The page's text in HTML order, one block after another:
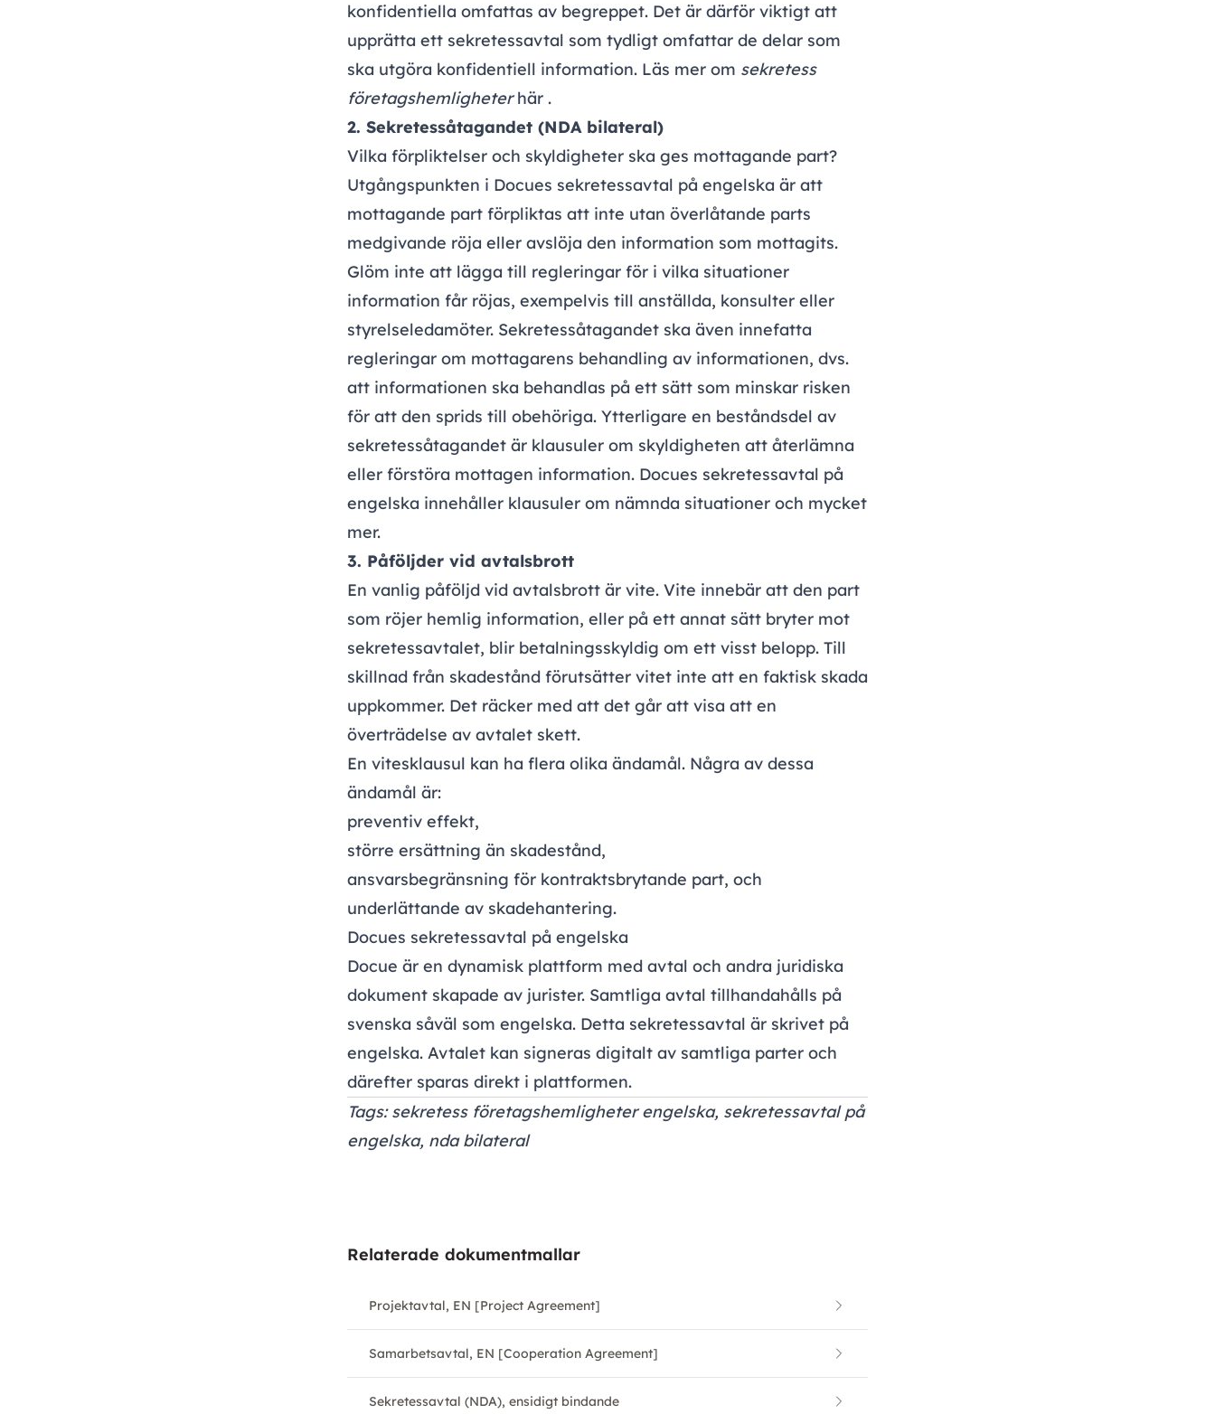
konfidentiella omfattas av begreppet. Det är därför viktigt att
upprätta ett sekretessavtal som tydligt omfattar de delar som
ska utgöra konfidentiell information. Läs mer om sekretess
företagshemligheter här .
2. Sekretessåtagandet (NDA bilateral)
Vilka förpliktelser och skyldigheter ska ges mottagande part?
Utgångspunkten i Docues sekretessavtal på engelska är att
mottagande part förpliktas att inte utan överlåtande parts
medgivande röja eller avslöja den information som mottagits.
Glöm inte att lägga till regleringar för i vilka situationer
information får röjas, exempelvis till anställda, konsulter eller
styrelseledamöter. Sekretessåtagandet ska även innefatta
regleringar om mottagarens behandling av informationen, dvs.
att informationen ska behandlas på ett sätt som minskar risken
för att den sprids till obehöriga. Ytterligare en beståndsdel av
sekretessåtagandet är klausuler om skyldigheten att återlämna
eller förstöra mottagen information. Docues sekretessavtal på
engelska innehåller klausuler om nämnda situationer och mycket
mer.
3. Påföljder vid avtalsbrott
En vanlig påföljd vid avtalsbrott är vite. Vite innebär att den part
som röjer hemlig information, eller på ett annat sätt bryter mot
sekretessavtalet, blir betalningsskyldig om ett visst belopp. Till
skillnad från skadestånd förutsätter vitet inte att en faktisk skada
uppkommer. Det räcker med att det går att visa att en
överträdelse av avtalet skett.
En vitesklausul kan ha flera olika ändamål. Några av dessa
ändamål är:
preventiv effekt,
större ersättning än skadestånd,
ansvarsbegränsning för kontraktsbrytande part, och
underlättande av skadehantering.
Docues sekretessavtal på engelska
Docue är en dynamisk plattform med avtal och andra juridiska
dokument skapade av jurister. Samtliga avtal tillhandahålls på
svenska såväl som engelska. Detta sekretessavtal är skrivet på
engelska. Avtalet kan signeras digitalt av samtliga parter och
därefter sparas direkt i plattformen.
Tags: sekretess företagshemligheter engelska, sekretessavtal på
engelska, nda bilateral
Relaterade dokumentmallar
Projektavtal, EN [Project Agreement]
Samarbetsavtal, EN [Cooperation Agreement]
Sekretessavtal (NDA), ensidigt bindande